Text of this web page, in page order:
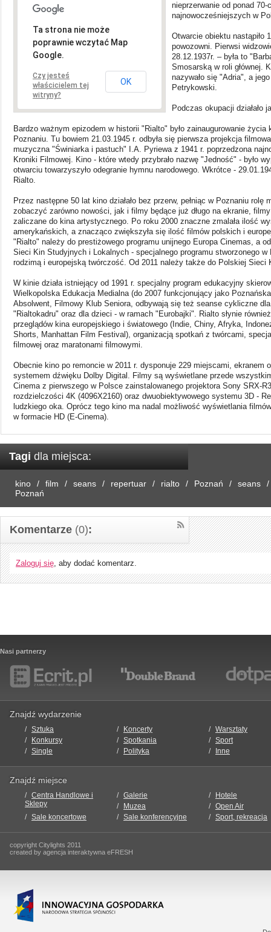
Ta strona nie może
poprawnie wczytać Map
Google.
Czy jesteś
właścicielem tej
witryny?
OK
nieprzerwanie od ponad
najnowocześniejszych w
Otwarcie obiektu nastąpiło
powozowni. Pierwsi
28.12.1937r. – była to
Smosarską w roli głównej.
nazywało się "Adria", a
Petrykowski.
Podczas okupacji działało
Bardzo ważnym epizodem w historii "Rialto" było zainaugurowanie życia
Poznaniu. Tu bowiem 21.03.1945 r. odbyła się pierwsza projekcja
muzyczna "Świniarka i pastuch" I.A. Pyriewa z 1941 r. poprzedzona
Kroniki Filmowej. Kino - które wtedy przybrało nazwę "Jedność" - było
otwarciu towarzyszyło odegranie hymnu narodowego. Wkrótce -
Rialto.
Przez następne 50 lat kino działało bez przerw, pełniąc w Poznaniu rolę
zobaczyć zarówno nowości, jak i filmy będące już długo na ekranie,
zaliczane do kina artystycznego. Po roku 2000 znaczne zmalała ilość
amerykańskich, a znacząco zwiększyła się ilość filmów polskich i
"Rialto" należy do prestiżowego programu unijnego Europa Cinemas, a
Sieci Kin Studyjnych i Lokalnych - specjalnego programu stworzonego
rodzimą i europejską twórczość. Od 2011 należy także do Polskiej Sieci
W kinie działa istniejący od 1991 r. specjalny program edukacyjny
Wielkopolska Edukacja Medialna (do 2007 funkcjonujący jako
Absolwent, Filmowy Klub Seniora, odbywają się też seanse cykliczne
"Rialtokadru" oraz dla dzieci - w ramach "Eurobajki". Rialto słynie
przeglądów kina europejskiego i światowego (Indie, Chiny, Afryka,
Shorts, Manhattan Film Festival), organizacją spotkań z twórcami,
filmowej oraz maratonami filmowymi.
Obecnie kino po remoncie w 2011 r. dysponuje 229 miejscami, ekranem
systemem dźwięku Dolby Digital. Filmy są wyświetlane przede
Cinema z pierwszego w Polsce zainstalowanego projektora Sony SRX-
rozdzielczości 4K (4096X2160) oraz dwuobiektywowego systemu 3D -
ludzkiego oka. Oprócz tego kino ma nadal możliwość wyświetlania
w formacie HD (E-Cinema).
Tagi dla miejsca:
kino film seans repertuar rialto Poznań
seans
Poznań
Komentarze (0):
Zaloguj się, aby dodać komentarz.
Nasi partnerzy
Znajdź wydarzenie
Sztuka Koncerty
Warsztaty
Konkursy
Spotkania
Sport
Single
Polityka Inne
Znajdź miejsce
Centra Handlowe i
Sklepy
Galerie
Hotele
Muzea
Open Air
Sale koncertowe
Sale konferencyjne Sport, rekreacja
copyright Citylights 2011
created by agencja interaktywna eFRESH